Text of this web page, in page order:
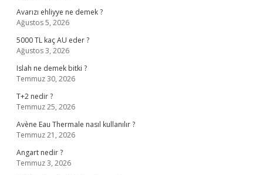
Avarızı ehliyye ne demek ?
Ağustos 5, 2026
5000 TL kaç AU eder ?
Ağustos 3, 2026
Islah ne demek bitki ?
Temmuz 30, 2026
T+2 nedir ?
Temmuz 25, 2026
Avène Eau Thermale nasıl kullanılır ?
Temmuz 21, 2026
Angart nedir ?
Temmuz 3, 2026